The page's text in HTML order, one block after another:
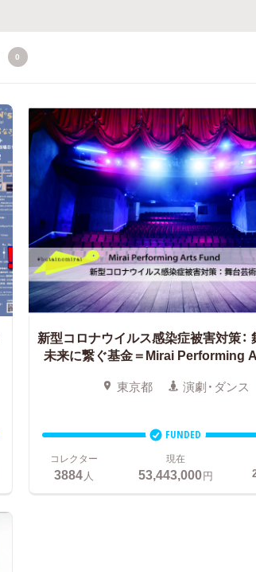
0
新型コロナウイルス感染症被害対策：
未来に繋ぐ基金＝Mirai Performing
東京都 演劇・ダンス
FUNDED
コレクター
3884人
現在
53,443,000円